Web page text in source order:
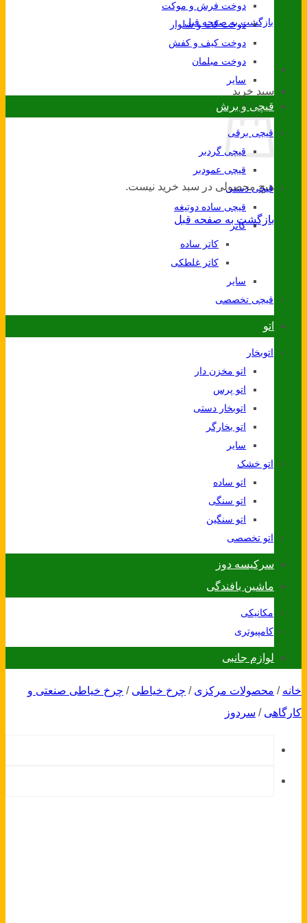
بازگشت به صفحه قبل
سبد خرید
هیچ محصولی در سبد خرید نیست.
بازگشت به صفحه قبل
دوخت فرش و موکت
دوخت کت و شلوار
دوخت کیف و کفش
دوخت مبلمان
سایر
قیچی و برش
قیچی برقی
قیچی گردبر
قیچی عمودبر
قیچی دستی
قیچی ساده دوتیغه
کاتر
کاتر ساده
کاتر غلطکی
سایر
قیچی تخصصی
اتو
اتوبخار
اتو مخزن دار
اتو پرس
اتوبخار دستی
اتو بخارگر
سایر
اتو خشک
اتو ساده
اتو سنگی
اتو سنگین
اتو تخصصی
سرکیسه دوز
ماشین بافندگی
مکانیکی
کامپیوتری
لوازم جانبی
خانه / محصولات مرکزی / چرخ خیاطی / چرخ خیاطی صنعتی و
کارگاهی / سردوز